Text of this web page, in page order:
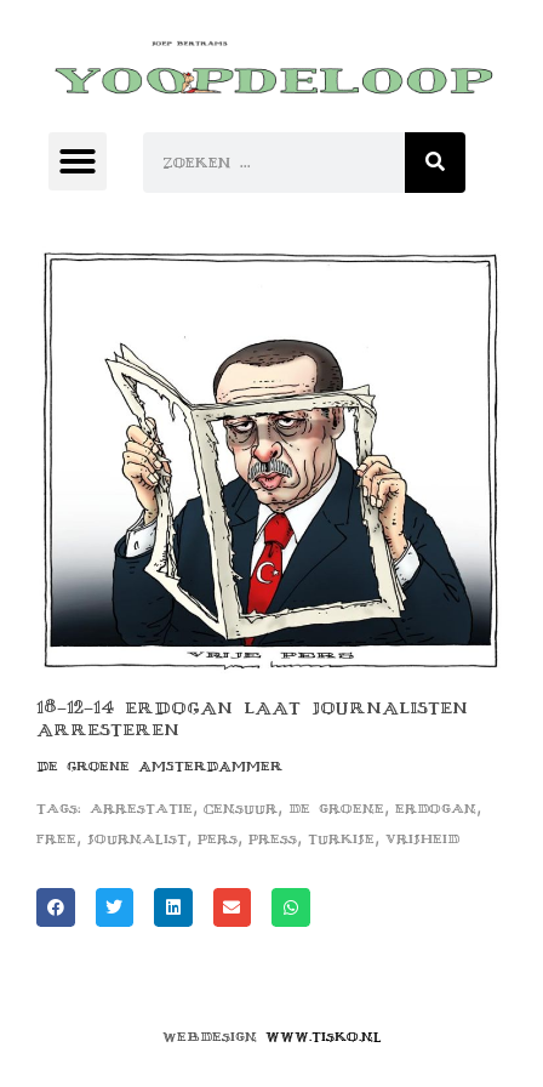
18-12-14 ERDOGAN LAAT JOURNALISTEN
ARRESTEREN
DE GROENE AMSTERDAMMER
Tags: arrestatie, censuur, de groene, erdogan,
free, journalist, pers, press, turkije, vrijheid
Webdesign www.tisko.nl